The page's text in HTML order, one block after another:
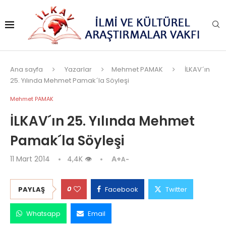
Ana sayfa Yazarlar Mehmet PAMAK
İLKAV´ın
25. Yılında Mehmet Pamak´la Söyleşi
Mehmet PAMAK
İLKAV´ın 25. Yılında Mehmet
Pamak´la Söyleşi
11 Mart 2014 4,4K 👁 A+A-
PAYLAŞ 0 Facebook Twitter
Whatsapp Email